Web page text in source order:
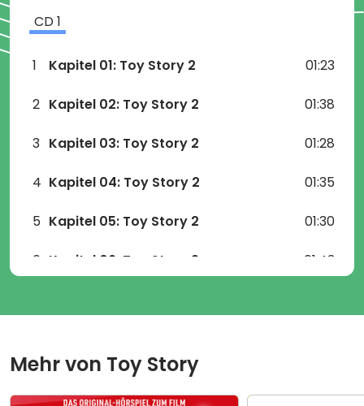
CD1
1 Kapitel 01: Toy Story 2 01:23
2 Kapitel 02: Toy Story 2 01:38
3 Kapitel 03: Toy Story 2 01:28
4 Kapitel 04: Toy Story 2 01:35
5 Kapitel 05: Toy Story 2 01:30
6 Kapitel 06: Toy Story 2 01:43
9 Kapitel 09: Toy Story 2
Mehr von Toy Story